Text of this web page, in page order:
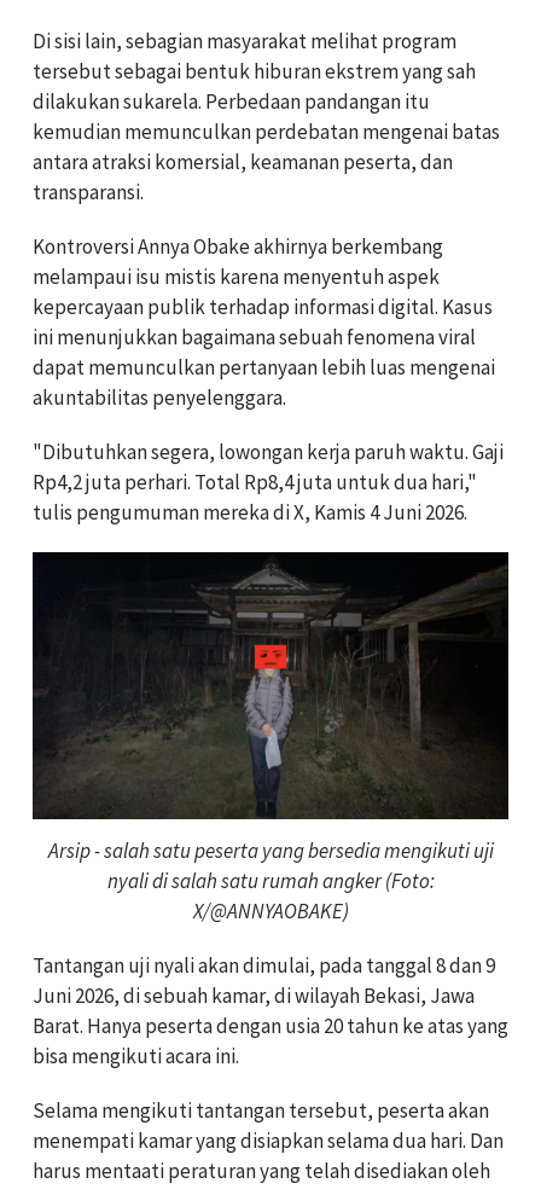
Di sisi lain, sebagian masyarakat melihat program
tersebut sebagai bentuk hiburan ekstrem yang sah
dilakukan sukarela. Perbedaan pandangan itu
kemudian memunculkan perdebatan mengenai batas
antara atraksi komersial, keamanan peserta, dan
transparansi.
Kontroversi Annya Obake akhirnya berkembang
melampaui isu mistis karena menyentuh aspek
kepercayaan publik terhadap informasi digital. Kasus
ini menunjukkan bagaimana sebuah fenomena viral
dapat memunculkan pertanyaan lebih luas mengenai
akuntabilitas penyelenggara.
"Dibutuhkan segera, lowongan kerja paruh waktu. Gaji
Rp4,2 juta perhari. Total Rp8,4 juta untuk dua hari,"
tulis pengumuman mereka di X, Kamis 4 Juni 2026.
Arsip - salah satu peserta yang bersedia mengikuti uji
nyali di salah satu rumah angker (Foto:
X/@ANNYAOBAKE)
Tantangan uji nyali akan dimulai, pada tanggal 8 dan 9
Juni 2026, di sebuah kamar, di wilayah Bekasi, Jawa
Barat. Hanya peserta dengan usia 20 tahun ke atas yang
bisa mengikuti acara ini.
Selama mengikuti tantangan tersebut, peserta akan
menempati kamar yang disiapkan selama dua hari. Dan
harus mentaati peraturan yang telah disediakan oleh